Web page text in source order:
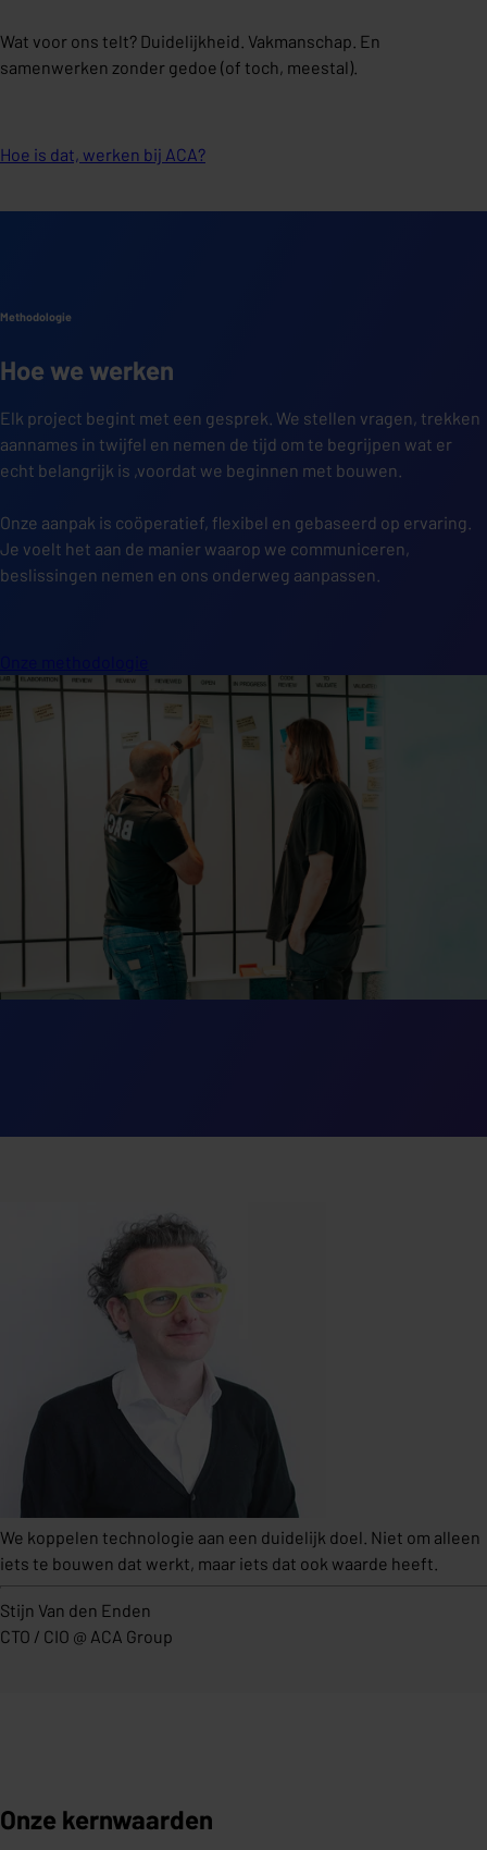
Wat voor ons telt? Duidelijkheid. Vakmanschap. En
samenwerken zonder gedoe (of toch, meestal).
Hoe is dat, werken bij ACA?
Methodologie
Hoe we werken
Elk project begint met een gesprek. We stellen vragen, trekken
aannames in twijfel en nemen de tijd om te begrijpen wat er
echt belangrijk is ,voordat we beginnen met bouwen.
Onze aanpak is coöperatief, flexibel en gebaseerd op ervaring.
Je voelt het aan de manier waarop we communiceren,
beslissingen nemen en ons onderweg aanpassen.
We koppelen technologie aan een duidelijk doel. Niet om alleen
iets te bouwen dat werkt, maar iets dat ook waarde heeft.
Stijn Van den Enden
CTO / CIO @ ACA Group
Onze kernwaarden